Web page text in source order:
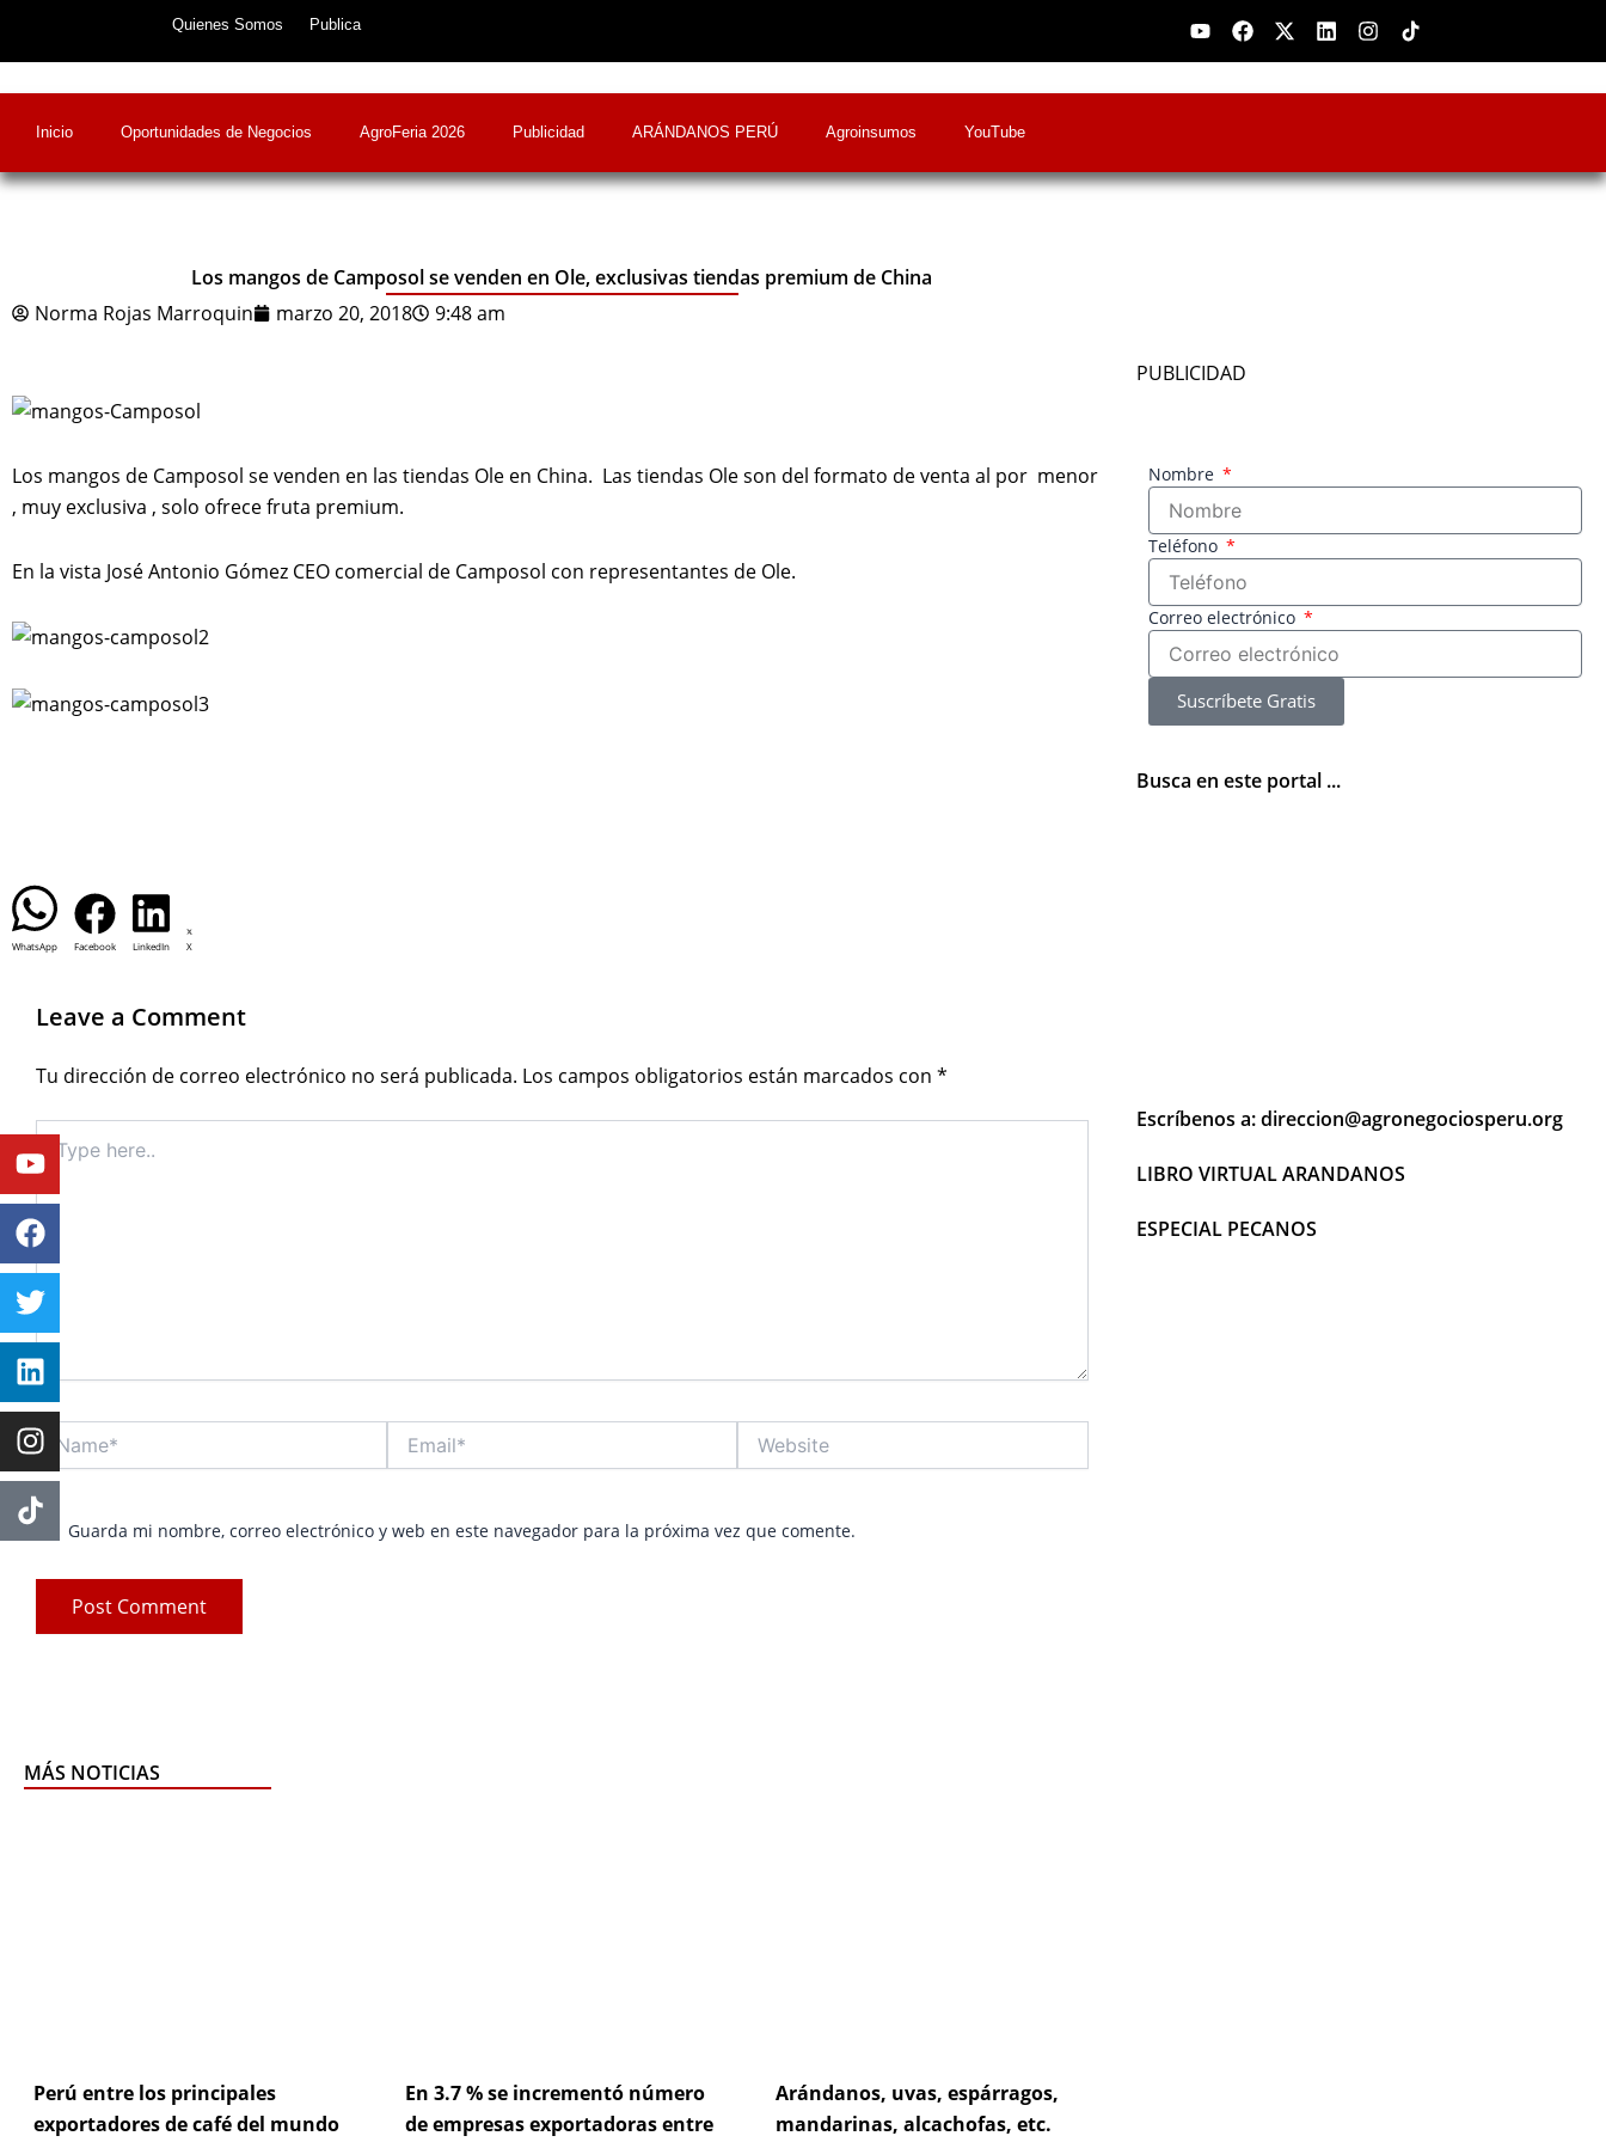
Quienes Somos Publica YoutubeFacebook
X-
twitter
LinkedinInstagram
Inicio Oportunidades de Negocios AgroFeria 2026 Publicidad ARÁNDANOS PERÚ Agroinsumos YouTube
Los mangos de Camposol se venden en Ole, exclusivas tiendas premium de China
Norma Rojas Marroquin
marzo 20, 2018 9:48 am
Los mangos de Camposol se venden en las tiendas Ole en China. Las tiendas Ole son del formato de venta al por menor
, muy exclusiva , solo ofrece fruta premium.
En la vista José Antonio Gómez CEO comercial de Camposol con representantes de Ole.
WhatsApp Facebook LinkedIn X
Leave a Comment
Tu dirección de correo electrónico no será publicada. Los campos obligatorios están marcados con *
Type
here..
Name*
Guarda mi nombre, correo electrónico y web en este navegador para la próxima vez que comente.
MÁS NOTICIAS
Perú entre los principales
exportadores de café del mundo
En 3.7 % se incrementó número
de empresas exportadoras entre
Arándanos, uvas, espárragos,
mandarinas, alcachofas, etc.
PUBLICIDAD
Nombre
Teléfono
Correo electrónico
Suscríbete Gratis
Busca en este portal ...
Escríbenos a: direccion@agronegociosperu.org
LIBRO VIRTUAL ARANDANOS
ESPECIAL PECANOS
Youtube
Facebook
Twitter
Linkedin
Instagram